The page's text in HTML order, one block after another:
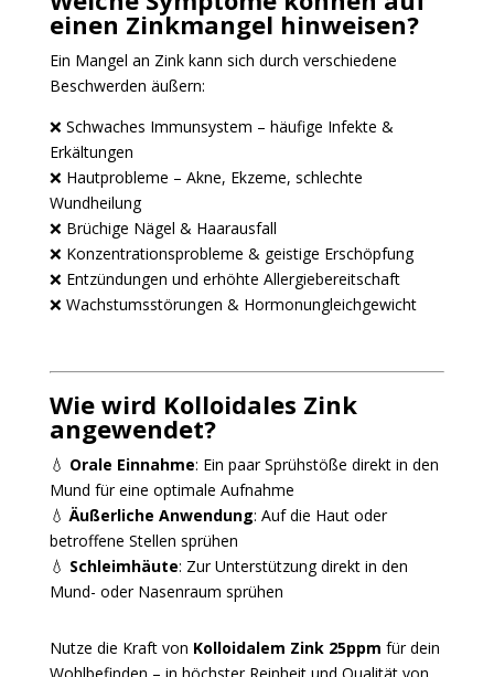
einen Zinkmangel hinweisen?
Ein Mangel an Zink kann sich durch verschiedene
Beschwerden äußern:
❌ Schwaches Immunsystem – häufige Infekte &
Erkältungen
❌ Hautprobleme – Akne, Ekzeme, schlechte
Wundheilung
❌ Brüchige Nägel & Haarausfall
❌ Konzentrationsprobleme & geistige Erschöpfung
❌ Entzündungen und erhöhte Allergiebereitschaft
❌ Wachstumsstörungen & Hormonungleichgewicht
Wie wird Kolloidales Zink
angewendet?
💧 Orale Einnahme: Ein paar Sprühstöße direkt in den
Mund für eine optimale Aufnahme
💧Äußerliche Anwendung: Auf die Haut oder
betroffene Stellen sprühen
💧 Schleimhäute: Zur Unterstützung direkt in den
Mund- oder Nasenraum sprühen
Nutze die Kraft von Kolloidalem Zink 25ppm für dein